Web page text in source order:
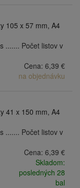
105 x 57 mm, A4
....... Počet listov v
Cena: 6,39 €
na objednávku
41 x 150 mm, A4
....... Počet listov v
Cena: 6,39 €
Skladom:
posledných 28
bal